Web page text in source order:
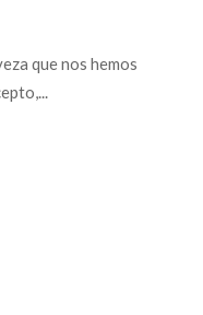
que nos hemos